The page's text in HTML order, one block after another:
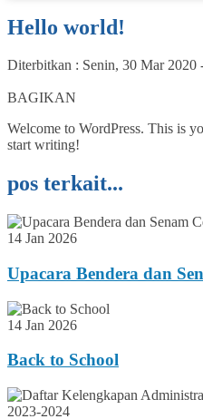
Hello world!
Diterbitkan : Senin, 30 Mar 2020
BAGIKAN
Welcome to WordPress. This is
start writing!
pos terkait...
14 Jan 2026
Upacara Bendera dan
14 Jan 2026
Back to School